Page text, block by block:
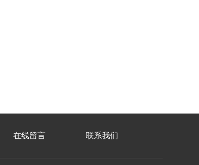
在线留言 联系我们